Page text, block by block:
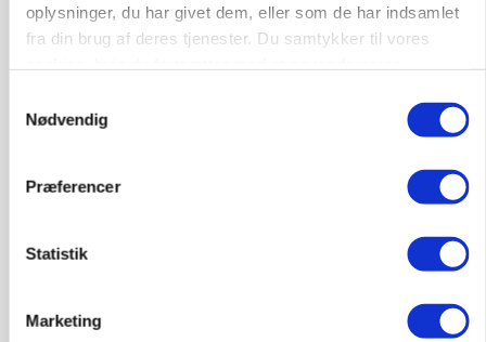
oplysninger, du har givet dem, eller som de har indsamlet
fra din brug af deres tjenester. Du samtykker til vores
Nødvendig
Præferencer
Statistik
Marketing
Produktionsleder til nyrenoveret
polteopformering
03. aug.
Kalve
6270, Tønder 31. jul.